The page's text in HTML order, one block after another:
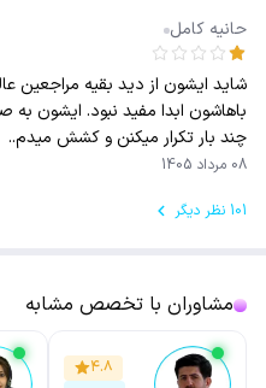
حانیه کامل
شاید ایشون از دید بقیه مراجعین
باهاشون ابدا مفید نبود. ایشون
چند بار تکرار میکنن و کشش میدم..
08 مرداد 1405
101 نظر دیگر
مشاوران با تخصص مشابه
۴.۸